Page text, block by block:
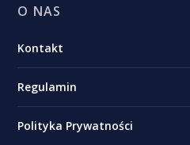
O NAS
Kontakt
Regulamin
Polityka Prywatności